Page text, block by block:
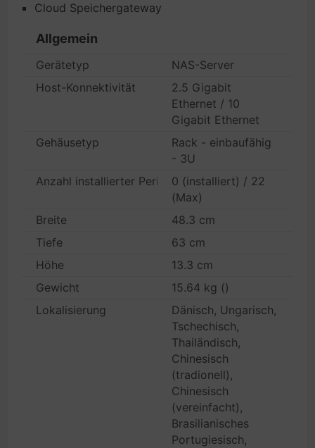
Cloud Speichergateway
Allgemein
Gerätetyp
NAS-Server
Host-Konnektivität
2.5 Gigabit
Ethernet / 10
Gigabit Ethernet
Gehäusetyp
Rack - einbaufähig
- 3U
Anzahl installierter Peripheriegeräte/Module
0 (installiert) / 22
(Max)
Breite
48.3 cm
Tiefe
63 cm
Höhe
13.3 cm
Gewicht
15.64 kg ()
Lokalisierung
Dänisch, Ungarisch,
Tschechisch,
Thailändisch,
Chinesisch
(tradionell),
Chinesisch
(vereinfacht),
Brasilianisches
Portugiesisch,